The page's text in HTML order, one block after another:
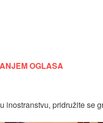
OGLASA
inostranstvu, pridružite se